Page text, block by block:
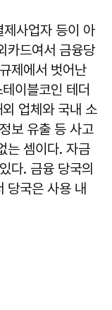
사업자 등이 아
카드여서 금융당
제에서 벗어난
이블코인 테더
업체와 국내 소
보 유출 등 사고
는 셈이다. 자금
다. 금융 당국의
당국은 사용 내